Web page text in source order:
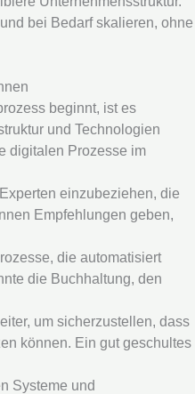
bei Bedarf skalieren, ohne
beginnt, ist es
und Technologien
digitalen Prozesse im
einzubeziehen, die
Empfehlungen geben,
die automatisiert
die Buchhaltung, den
um sicherzustellen, dass
können. Ein gut geschultes
Systeme und